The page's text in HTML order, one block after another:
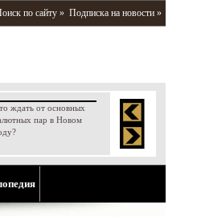
по сайту » Подписка на новости »
ждать от основных
пар в Новом